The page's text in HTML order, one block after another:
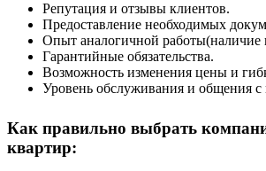
Репутация и отзывы клиентов.
Предоставление необходимых
Опыт аналогичной работы(наличие
Гарантийные обязательства.
Возможность изменения цены и
Уровень обслуживания и общения с
Как правильно выбрать
квартир: